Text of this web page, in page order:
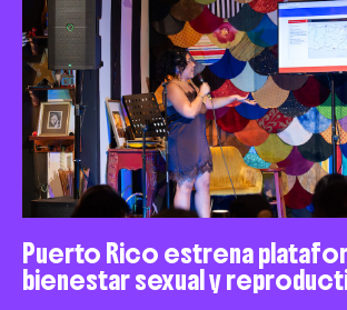
Puerto Rico estrena
bienestar sexual y